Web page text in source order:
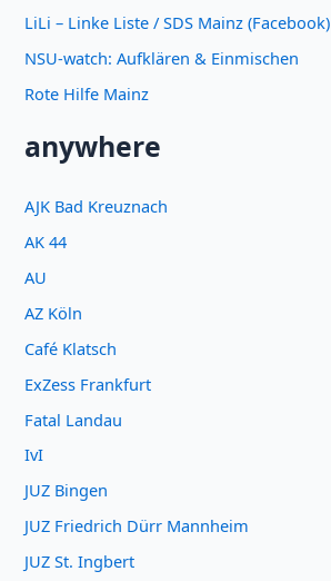
LiLi – Linke Liste / SDS Mainz (Facebook)
NSU-watch: Aufklären & Einmischen
Rote Hilfe Mainz
anywhere
AJK Bad Kreuznach
AK 44
AU
AZ Köln
Café Klatsch
ExZess Frankfurt
Fatal Landau
IvI
JUZ Bingen
JUZ Friedrich Dürr Mannheim
JUZ St. Ingbert